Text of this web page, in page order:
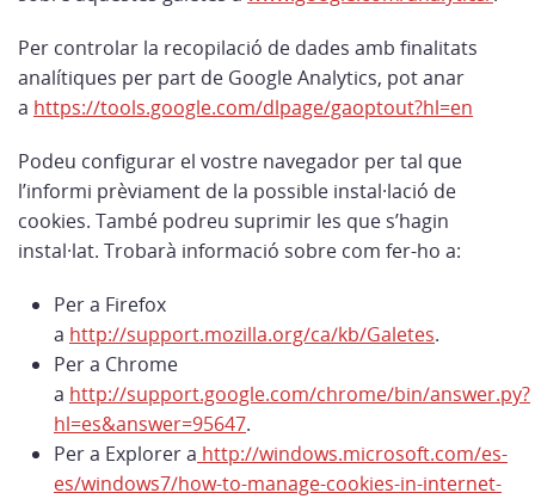
Per controlar la recopilació de dades amb finalitats
analítiques per part de Google Analytics, pot anar
a https://tools.google.com/dlpage/gaoptout?hl=en
Podeu configurar el vostre navegador per tal que
l’informi prèviament de la possible instal·lació de
cookies. També podreu suprimir les que s’hagin
instal·lat. Trobarà informació sobre com fer-ho a:
Per a Firefox
a http://support.mozilla.org/ca/kb/Galetes.
Per a Chrome
a http://support.google.com/chrome/bin/answer.py?
hl=es&answer=95647.
Per a Explorer a http://windows.microsoft.com/es-
es/windows7/how-to-manage-cookies-in-internet-